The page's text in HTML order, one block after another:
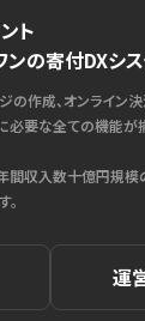
ト
の寄付DXシ
の作成、オンライン
必要な全ての機能が
間収入数十億円規模
運